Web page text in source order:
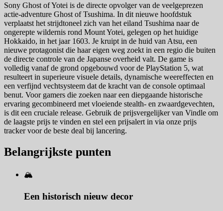
Sony Ghost of Yotei is de directe opvolger van de veelgeprezen
actie-adventure Ghost of Tsushima. In dit nieuwe hoofdstuk
verplaatst het strijdtoneel zich van het eiland Tsushima naar de
ongerepte wildernis rond Mount Yotei, gelegen op het huidige
Hokkaido, in het jaar 1603. Je kruipt in de huid van Atsu, een
nieuwe protagonist die haar eigen weg zoekt in een regio die buiten
de directe controle van de Japanse overheid valt. De game is
volledig vanaf de grond opgebouwd voor de PlayStation 5, wat
resulteert in superieure visuele details, dynamische weereffecten en
een verfijnd vechtsysteem dat de kracht van de console optimaal
benut. Voor gamers die zoeken naar een diepgaande historische
ervaring gecombineerd met vloeiende stealth- en zwaardgevechten,
is dit een cruciale release. Gebruik de prijsvergelijker van Vindle om
de laagste prijs te vinden en stel een prijsalert in via onze prijs
tracker voor de beste deal bij lancering.
Belangrijkste punten
🏔️
Een historisch nieuw decor